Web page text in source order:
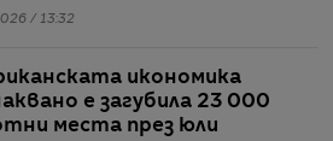
/ 13:32
икономика
е загубила 23 000
места през юли